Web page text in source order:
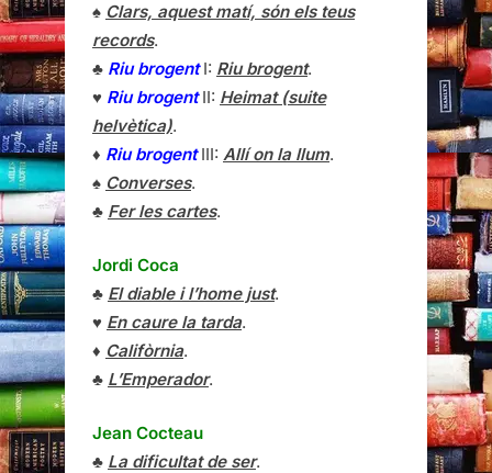
♠ Clars, aquest matí, són els teus
records.
♣ Riu brogentI: Riu brogent.
♥ Riu brogentII: Heimat (suite
helvètica).
♦ Riu brogentIII: Allí on la llum.
♠ Converses.
♣ Fer les cartes.
Jordi Coca
♣ El diable i l’home just.
♥ En caure la tarda.
♦ Califòrnia.
♣ L’Emperador.
Jean Cocteau
♣ La dificultat de ser.